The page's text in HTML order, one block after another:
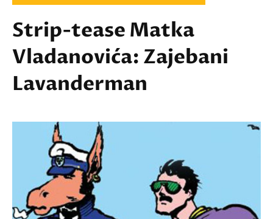
Strip-tease Matka
Vladanovića: Zajebani
Lavanderman